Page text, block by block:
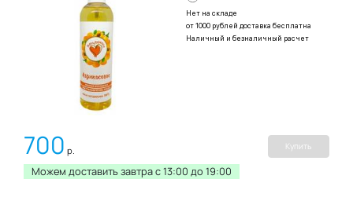
Нет на складе
от 1000 рублей доставка бесплатна
Наличный и безналичный расчет
700 р. Купить
Можем доставить завтра c 13:00 до 19:00